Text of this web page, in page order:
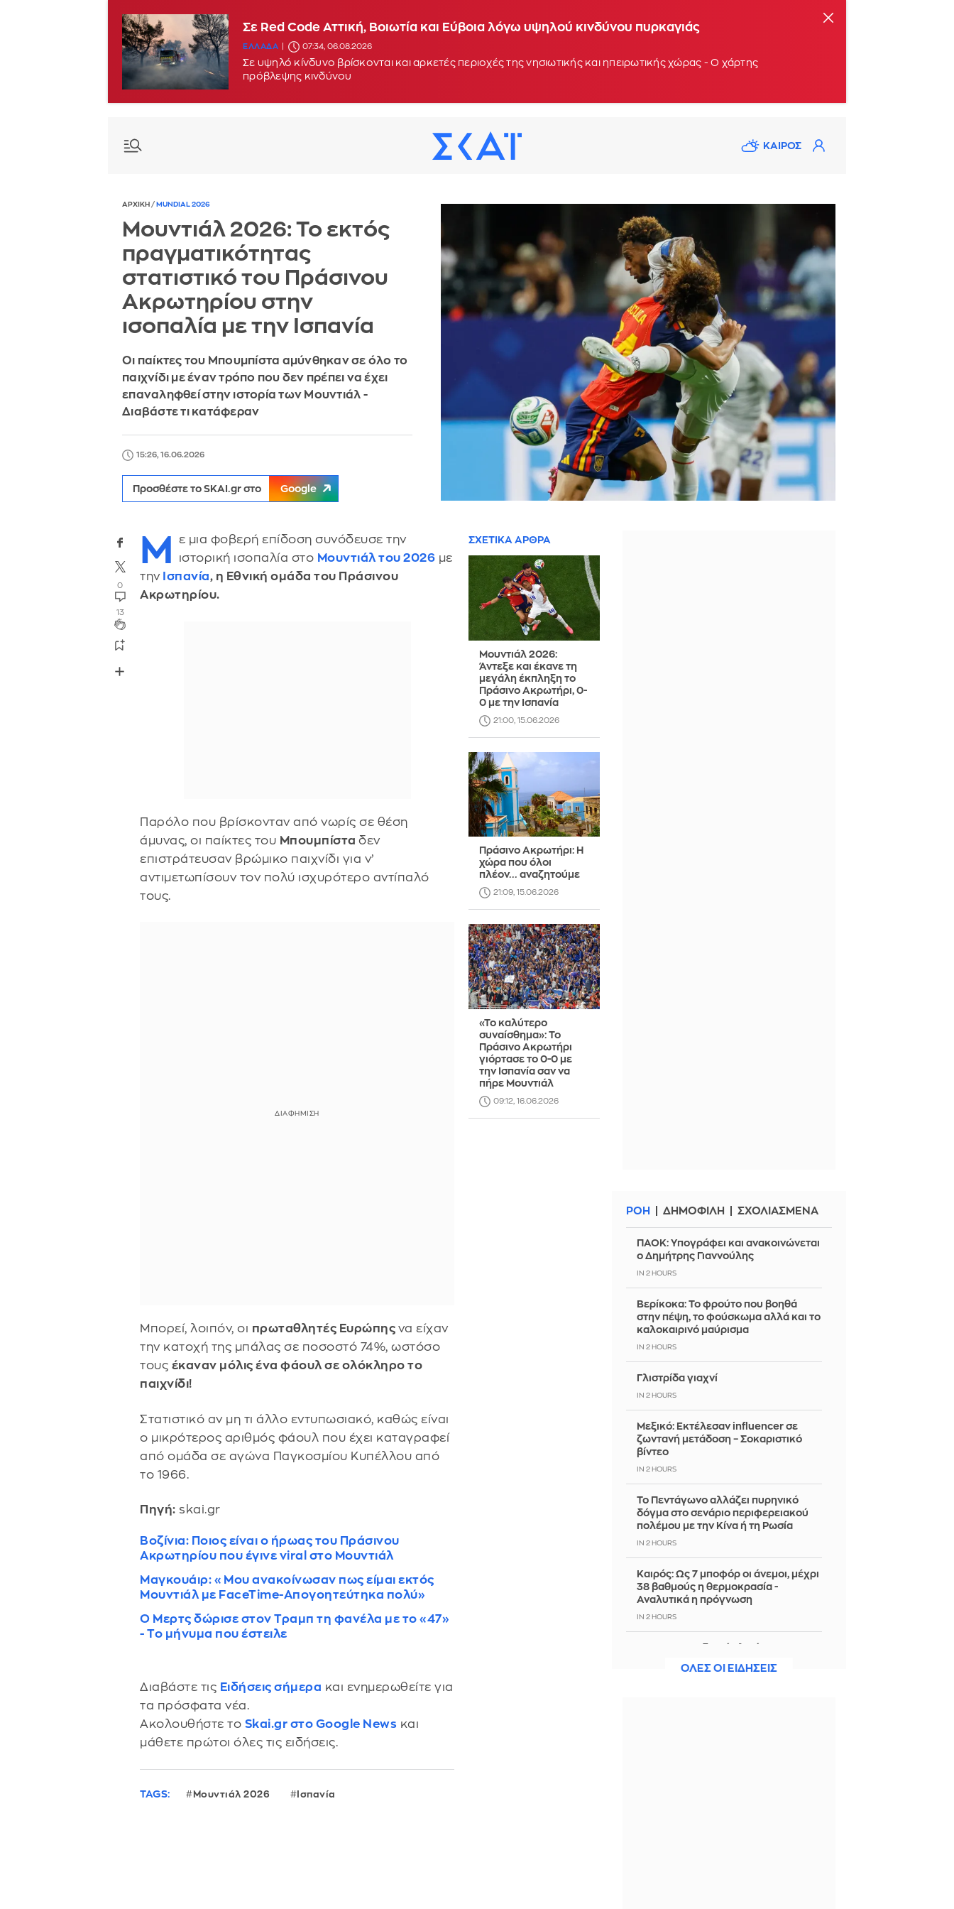
Σε Red Code Αττική, Βοιωτία και Εύβοια λόγω υψηλού κινδύνου πυρκαγιάς
ΕΛΛΑΔΑ 07:34, 06.08.2026
Σε υψηλό κίνδυνο βρίσκονται και αρκετές περιοχές της νησιωτικής και ηπειρωτικής χώρας - Ο χάρτης
πρόβλεψης κινδύνου
ΚΑΙΡΟΣ
ΑΡΧΙΚΗ / MUNDIAL 2026
Μουντιάλ 2026: Το εκτός
πραγματικότητας
στατιστικό του Πράσινου
Ακρωτηρίου στην
ισοπαλία με την Ισπανία
Οι παίκτες του Μπουμπίστα αμύνθηκαν σε όλο το
παιχνίδι με έναν τρόπο που δεν πρέπει να έχει
επαναληφθεί στην ιστορία των Μουντιάλ -
Διαβάστε τι κατάφεραν
15:26, 16.06.2026
Προσθέστε το SKAI.gr στο Google
0
13
Μ
ε μια φοβερή επίδοση συνόδευσε την
ιστορική ισοπαλία στο Μουντιάλ του 2026 με
την Ισπανία, η Εθνική ομάδα του Πράσινου
Ακρωτηρίου.
Παρόλο που βρίσκονταν από νωρίς σε θέση
άμυνας, οι παίκτες του Μπουμπίστα δεν
επιστράτευσαν βρώμικο παιχνίδι για ν’
αντιμετωπίσουν τον πολύ ισχυρότερο αντίπαλό
τους.
Μπορεί, λοιπόν, οι πρωταθλητές Ευρώπης να είχαν
την κατοχή της μπάλας σε ποσοστό 74%, ωστόσο
τους έκαναν μόλις ένα φάουλ σε ολόκληρο το
παιχνίδι!
Στατιστικό αν μη τι άλλο εντυπωσιακό, καθώς είναι
ο μικρότερος αριθμός φάουλ που έχει καταγραφεί
από ομάδα σε αγώνα Παγκοσμίου Κυπέλλου από
το 1966.
Πηγή: skai.gr
Βοζίνια: Ποιος είναι ο ήρωας του Πράσινου
Ακρωτηρίου που έγινε viral στο Μουντιάλ
Μαγκουάιρ: «Μου ανακοίνωσαν πως είμαι εκτός
Μουντιάλ με FaceTime-Απογοητεύτηκα πολύ»
Ο Μερτς δώρισε στον Τραμπ τη φανέλα με το «47»
- Το μήνυμα που έστειλε
Διαβάστε τις Ειδήσεις σήμερα και ενημερωθείτε για
τα πρόσφατα νέα.
Ακολουθήστε το Skai.gr στο Google News και
μάθετε πρώτοι όλες τις ειδήσεις.
TAGS: Μουντιάλ 2026 Ισπανία
ΣΧΕΤΙΚΑ ΑΡΘΡΑ
Μουντιάλ 2026:
Άντεξε και έκανε τη
μεγάλη έκπληξη το
Πράσινο Ακρωτήρι, 0-
0 με την Ισπανία
21:00, 15.06.2026
Πράσινο Ακρωτήρι: Η
χώρα που όλοι
πλέον... αναζητούμε
21:09, 15.06.2026
«Το καλύτερο
συναίσθημα»: Το
Πράσινο Ακρωτήρι
γιόρτασε το 0-0 με
την Ισπανία σαν να
πήρε Μουντιάλ
09:12, 16.06.2026
ΡΟΗ ΔΗΜΟΦΙΛΗ ΣΧΟΛΙΑΣΜΕΝΑ
ΠΑΟΚ: Υπογράφει και ανακοινώνεται
ο Δημήτρης Γιαννούλης
IN 2 HOURS
Βερίκοκα: Το φρούτο που βοηθά
στην πέψη, το φούσκωμα αλλά και το
καλοκαιρινό μαύρισμα
IN 2 HOURS
Γλιστρίδα γιαχνί
IN 2 HOURS
Μεξικό: Εκτέλεσαν influencer σε
ζωντανή μετάδοση – Σοκαριστικό
βίντεο
IN 2 HOURS
Το Πεντάγωνο αλλάζει πυρηνικό
δόγμα στο σενάριο περιφερειακού
πολέμου με την Κίνα ή τη Ρωσία
IN 2 HOURS
Καιρός: Ως 7 μποφόρ οι άνεμοι, μέχρι
38 βαθμούς η θερμοκρασία -
Αναλυτικά η πρόγνωση
IN 2 HOURS
της γραμμής στην Ουάσιγκτον - Τι
ΟΛΕΣ ΟΙ ΕΙΔΗΣΕΙΣ